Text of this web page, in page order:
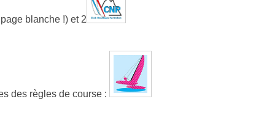
blanche !) et 2
des règles de course :